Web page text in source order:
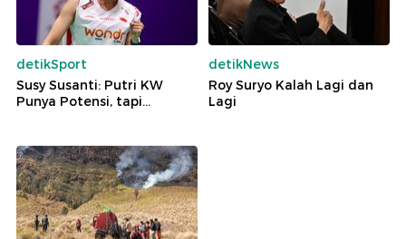
detikSport
Susy Susanti: Putri KW
Punya Potensi, tapi...
detikNews
Roy Suryo Kalah Lagi dan
Lagi